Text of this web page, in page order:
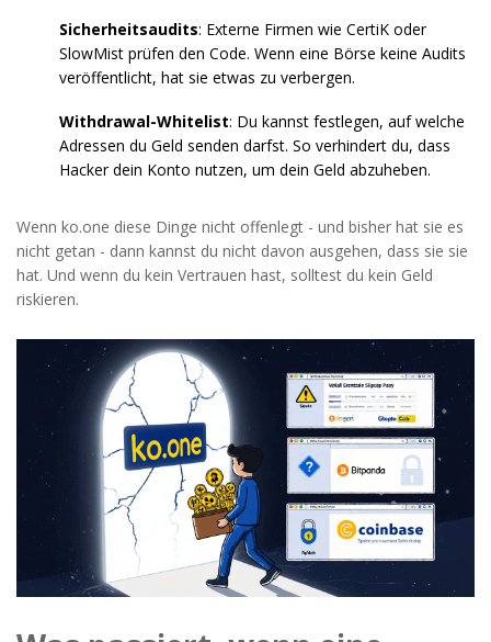
Sicherheitsaudits: Externe Firmen wie CertiK oder
SlowMist prüfen den Code. Wenn eine Börse keine Audits
veröffentlicht, hat sie etwas zu verbergen.
Withdrawal-Whitelist: Du kannst festlegen, auf welche
Adressen du Geld senden darfst. So verhindert du, dass
Hacker dein Konto nutzen, um dein Geld abzuheben.
Wenn ko.one diese Dinge nicht offenlegt - und bisher hat sie es
nicht getan - dann kannst du nicht davon ausgehen, dass sie sie
hat. Und wenn du kein Vertrauen hast, solltest du kein Geld
riskieren.